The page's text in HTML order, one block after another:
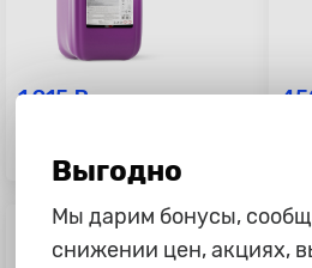
1 915 ₽
80, 6,2кг М
Выгодно
Мы дарим бонусы,
снижении цен, акциях,